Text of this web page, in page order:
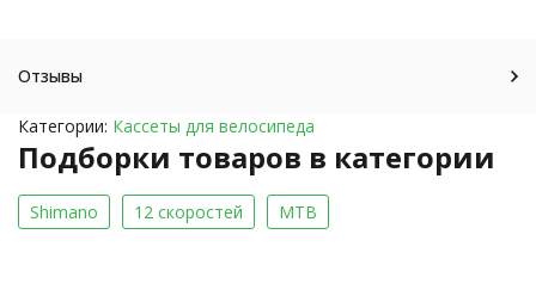
Отзывы
Категории: Кассеты для велосипеда
Подборки товаров в категории
Shimano 12 скоростей MTB